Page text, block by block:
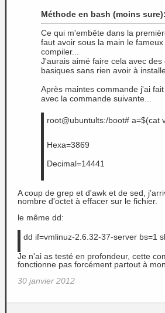
Méthode en bash (moins sure):
Ce qui m'embête dans la
faut avoir sous la main le
compiler...
J'aurais aimé faire cela avec
basiques sans rien avoir à
Après maintes commande j'ai
avec la commande suivante...
root@ubuntults:/boot# a=$(cat
Hexa=3869
Decimal=14441
A coup de grep et d'awk et de sed,
nombre d'octet à effacer sur le fichier.
le même dd:
dd if=vmlinuz-2.6.32-37-server bs=1
Je n'ai as testé en profondeur, cette
fonctionne pas forcément partout à
30 janvier 2012